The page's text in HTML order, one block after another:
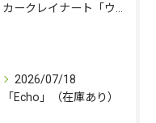
2026/07/18
「Echo」（在庫あり）